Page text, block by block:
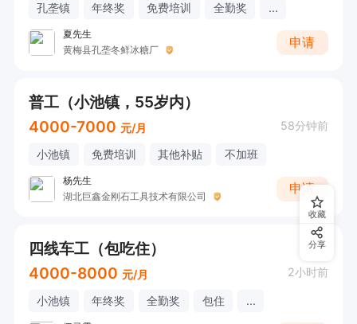
孔垄镇 年终奖 免费培训 全勤奖 ...
夏先生
黄梅县孔垄冬鲜冰糖厂
申请
普工（小池镇，55岁内）
4000-7000 元/月 58分钟前
小池镇 免费培训 其他补贴 不加班
杨先生
湖北巨鑫金刚石工具技术有限公司
申请
四线车工（包吃住）
4000-8000 元/月 2小时前
小池镇 年终奖 全勤奖 包住 ...
收藏
分享